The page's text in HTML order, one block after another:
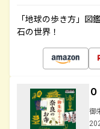
「地球の歩き方」図
石の世界！
御